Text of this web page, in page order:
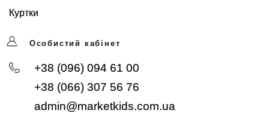
Куртки
Особистий кабінет
+38 (096) 094 61 00
+38 (066) 307 56 76
admin@marketkids.com.ua